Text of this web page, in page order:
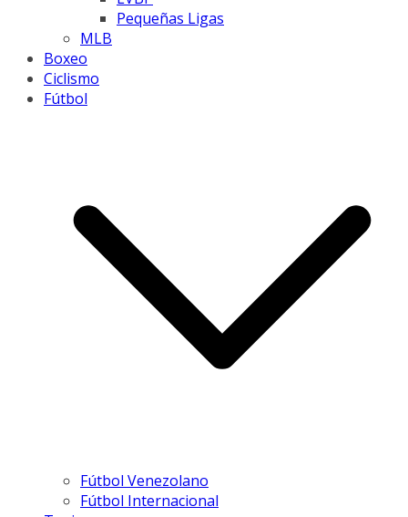
Pequeñas Ligas
MLB
Boxeo
Ciclismo
Fútbol
Fútbol Venezolano
Fútbol Internacional